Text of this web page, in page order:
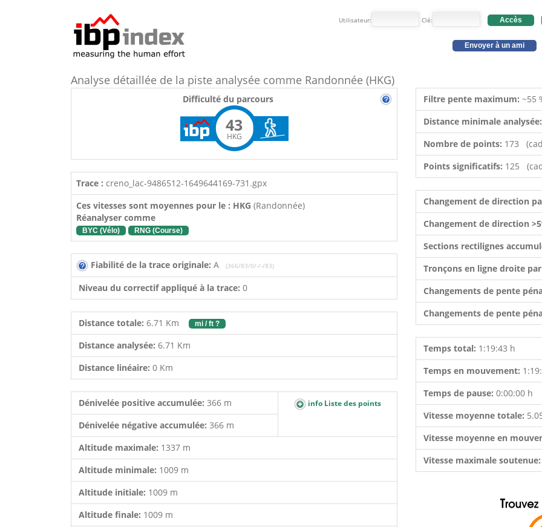
Utilisateur: Clé: Accès
Envoyer à un ami
Analyse détaillée de la piste analysée comme Randonnée (HKG)
Difficulté du parcours
43
HKG
Trace : creno_lac-9486512-1649644169-731.gpx
Ces vitesses sont moyennes pour le : HKG (Randonnée)
Réanalyser comme
BYC (Vélo) RNG (Course)
Fiabilité de la trace originale: A (366/83/0/-/-/83)
Niveau du correctif appliqué à la trace: 0
Distance totale: 6.71 Km mi / ft ?
Distance analysée: 6.71 Km
Distance linéaire: 0 Km
Dénivelée positive accumulée: 366 m info Liste des points
Dénivelée négative accumulée: 366 m
Altitude maximale: 1337 m
Altitude minimale: 1009 m
Altitude initiale: 1009 m
Altitude finale: 1009 m
Filtre pente maximum: ~55
Distance minimale analysée:
Nombre de points: 173
Points significatifs: 125
Changement de direction
Changement de direction
Sections rectilignes
Tronçons en ligne droite
Changements de pente
Changements de pente
Temps total: 1:19:43 h
Temps en mouvement:
Temps de pause: 0:00:00 h
Vitesse moyenne totale:
Vitesse moyenne en
Vitesse maximale soutenue: